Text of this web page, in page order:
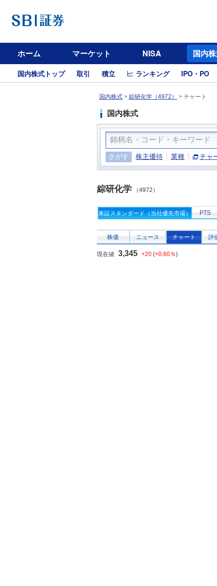
ホーム マーケット NISA 国内
国内株式トップ 取引 積立 ランキング IPO・PO
国内株式 > 綜研化学（4972） > チャート
国内株式
さがす 株主優待 業種 チャ
綜研化学 （4972）
東証スタンダード（当社優先市場） PTS
株価 ニュース チャート 評
現在値 3,345 +20 (+0.60％)